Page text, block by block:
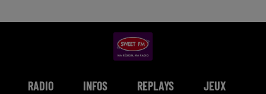
RADIO INFOS REPLAYS JEUX